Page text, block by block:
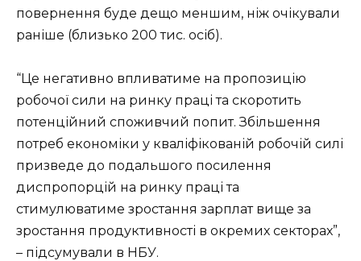
повернення буде дещо меншим, ніж очікували
раніше (близько 200 тис. осіб).
“Це негативно впливатиме на пропозицію
робочої сили на ринку праці та скоротить
потенційний споживчий попит. Збільшення
потреб економіки у кваліфікованій робочій силі
призведе до подальшого посилення
диспропорцій на ринку праці та
стимулюватиме зростання зарплат вище за
зростання продуктивності в окремих секторах”,
– підсумували в НБУ.